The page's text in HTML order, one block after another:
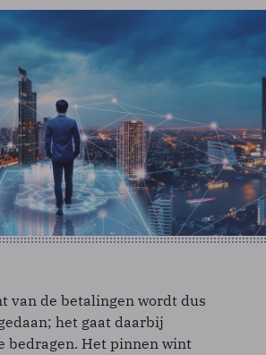
van de betalingen wordt dus
het gaat daarbij
bedragen. Het pinnen wint